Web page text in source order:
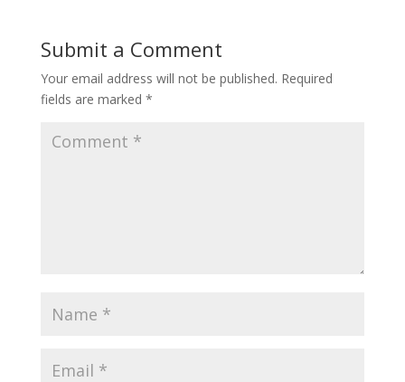
Submit a Comment
Your email address will not be published. Required
fields are marked *